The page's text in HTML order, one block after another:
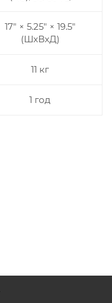
17" × 5.25" × 19.5"
(ШхВхД)
11 кг
1 год